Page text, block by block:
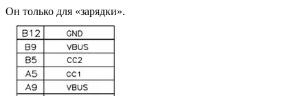
Он только для «зарядки».